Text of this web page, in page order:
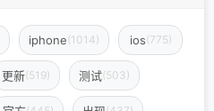
iphone(1014) ios(775)
更新(519) 测试(503)